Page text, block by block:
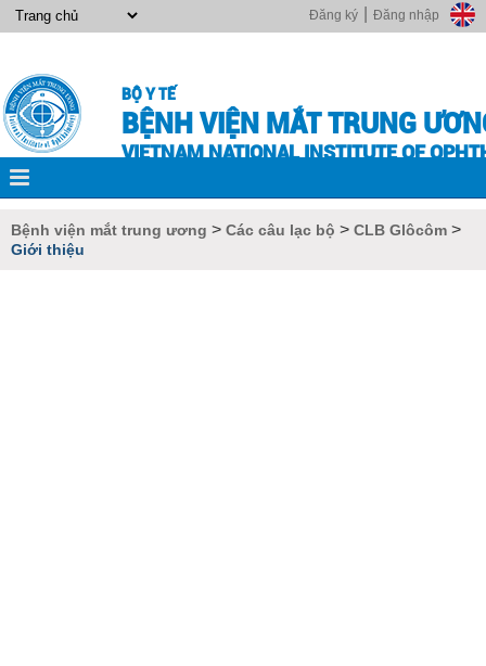
Đăng nhập
Đăng ký
BỘ Y TẾ
BỆNH VIỆN MẮT TRUNG
VIETNAM NATIONAL INSTITUTE OF
Bệnh viện mắt trung ương > Các câu lạc bộ > CLB Glôcôm >
Giới thiệu